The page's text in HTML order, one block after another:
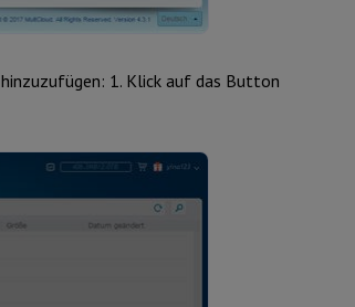
1. Klick auf das Button